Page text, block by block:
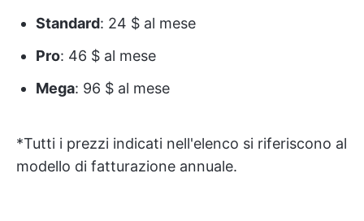
Standard: 24 $ al mese
Pro: 46 $ al mese
Mega: 96 $ al mese
*Tutti i prezzi indicati nell'elenco si riferiscono al
modello di fatturazione annuale.